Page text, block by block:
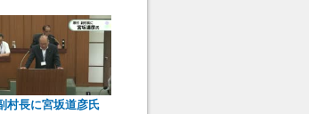
村長に宮坂道彦氏